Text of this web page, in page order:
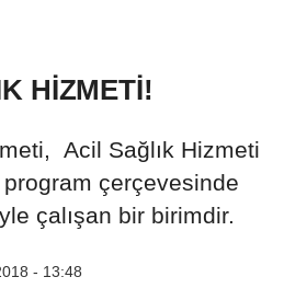
HİZMETİ!
Acil Sağlık Hizmeti
çerçevesinde
çalışan bir birimdir.
- 13:48